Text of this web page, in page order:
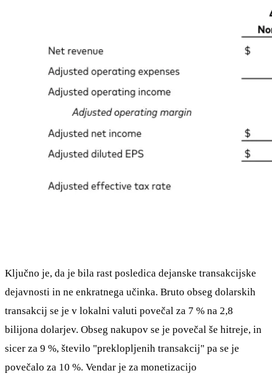
Ključno je, da je bila rast posledica dejanske transakcijske
dejavnosti in ne enkratnega učinka. Bruto obseg dolarskih
transakcij se je v lokalni valuti povečal za 7 % na 2,8
bilijona dolarjev. Obseg nakupov se je povečal še hitreje, in
sicer za 9 %, število "preklopljenih transakcij" pa se je
povečalo za 10 %. Vendar je za monetizacijo